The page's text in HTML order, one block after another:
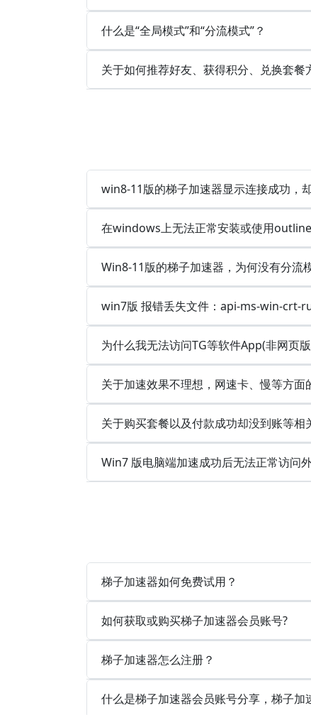
什么是“全局模式”和“分流模式”？
关于如何推荐好友、获得积分、兑换套餐
win8-11版的梯子加速器显示连接成功，
在windows上无法正常安装或使用
Win8-11版的梯子加速器，为何没有分流
win7版 报错丢失文件：api-ms-win-crt-
为什么我无法访问TG等软件App(非网页
关于加速效果不理想，网速卡、慢等方面
关于购买套餐以及付款成功却没到账等相
Win7 版电脑端加速成功后无法正常访问外
梯子加速器如何免费试用？
如何获取或购买梯子加速器会员账号?
梯子加速器怎么注册？
什么是梯子加速器会员账号分享，梯子加